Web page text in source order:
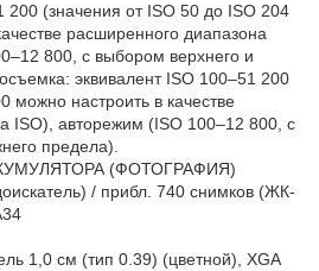
(значения от ISO 50 до ISO 204
расширенного диапазона
800, с выбором верхнего и
эквивалент ISO 100–51 200
можно настроить в качестве
ISO), авторежим (ISO 100–12 800, с
предела).
(ФОТОГРАФИЯ)
/ прибл. 740 снимков (ЖК-
1,0 см (тип 0.39) (цветной), XGA